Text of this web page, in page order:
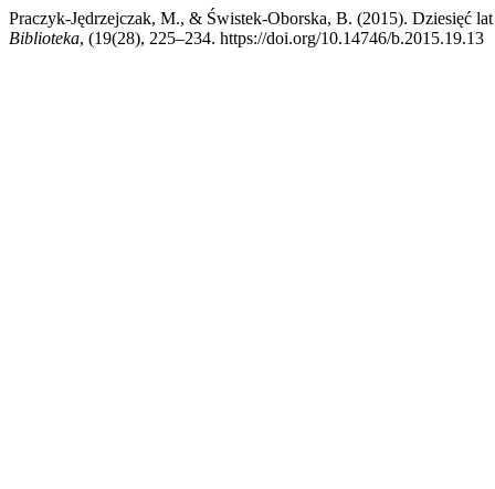
Praczyk-Jędrzejczak, M., & Świstek-Oborska, B. (2015). Dziesięć
Biblioteka, (19(28), 225–234. https://doi.org/10.14746/b.2015.19.13